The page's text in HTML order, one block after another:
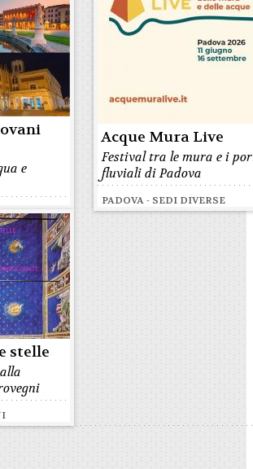
Acque Mura Live
Festival tra le mura e i
fluviali di Padova
PADOVA - SEDI DIVERSE
e
stelle